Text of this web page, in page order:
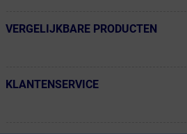
← Terug naar productnavigatie
VERGELIJKBARE PRODUCTEN
← Terug naar productnavigatie
KLANTENSERVICE